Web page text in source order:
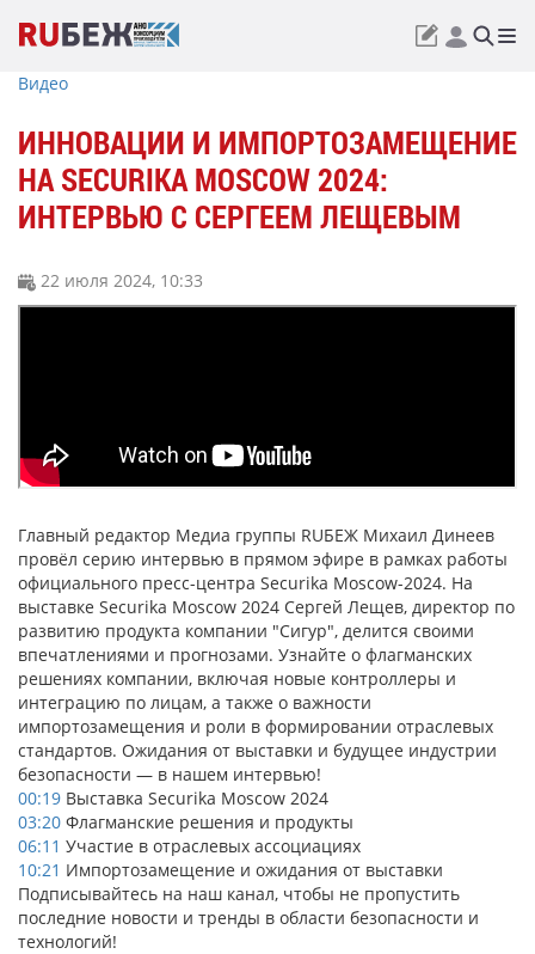
Видео
ИННОВАЦИИ И ИМПОРТОЗАМЕЩЕНИЕ
НА SECURIKA MOSCOW 2024:
ИНТЕРВЬЮ С СЕРГЕЕМ ЛЕЩЕВЫМ
22 июля 2024, 10:33
Главный редактор Медиа группы RUБЕЖ Михаил Динеев
провёл серию интервью в прямом эфире в рамках работы
официального пресс-центра Securika Moscow-2024. На
выставке Securika Moscow 2024 Сергей Лещев, директор по
развитию продукта компании "Сигур", делится своими
впечатлениями и прогнозами. Узнайте о флагманских
решениях компании, включая новые контроллеры и
интеграцию по лицам, а также о важности
импортозамещения и роли в формировании отраслевых
стандартов. Ожидания от выставки и будущее индустрии
безопасности — в нашем интервью!
00:19 Выставка Securika Moscow 2024
03:20 Флагманские решения и продукты
06:11 Участие в отраслевых ассоциациях
10:21 Импортозамещение и ожидания от выставки
Подписывайтесь на наш канал, чтобы не пропустить
последние новости и тренды в области безопасности и
технологий!